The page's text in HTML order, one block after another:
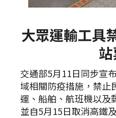
大眾運輸工具
交通部5月11日同步宣
域相關防疫措施，禁止
運、船舶、航班機以及
並自5月15日取消高鐵